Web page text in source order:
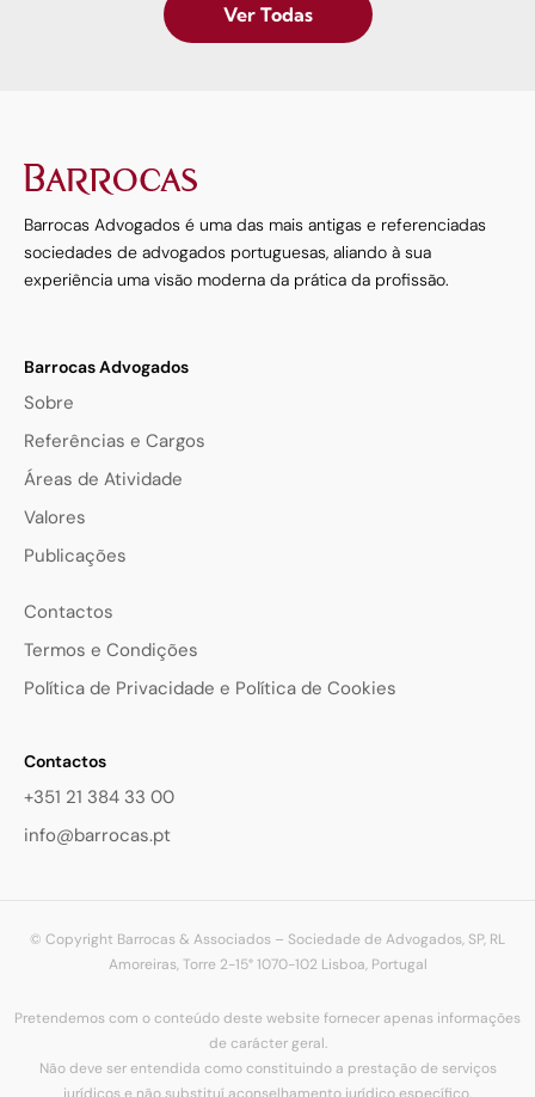
Ver Todas
Barrocas Advogados é uma das mais antigas e referenciadas
sociedades de advogados portuguesas, aliando à sua
experiência uma visão moderna da prática da profissão.
Barrocas Advogados
Sobre
Referências e Cargos
Áreas de Atividade
Valores
Publicações
Contactos
Termos e Condições
Política de Privacidade e Política de Cookies
Contactos
+351 21 384 33 00
info@barrocas.pt
© Copyright Barrocas & Associados – Sociedade de Advogados, SP, RL
Amoreiras, Torre 2-15° 1070-102 Lisboa, Portugal
Pretendemos com o conteúdo deste website fornecer apenas informações
de carácter geral.
Não deve ser entendida como constituindo a prestação de serviços